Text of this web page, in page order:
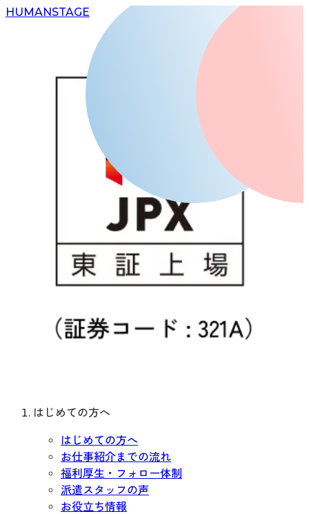
HUMANSTAGE
はじめての方へ
はじめての方へ
お仕事紹介までの流れ
福利厚生・フォロー体制
派遣スタッフの声
お役立ち情報